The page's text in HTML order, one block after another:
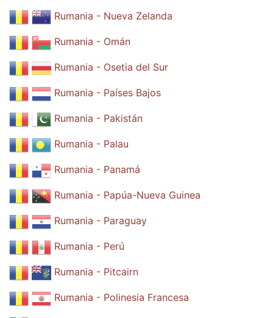
Rumania - Nueva Zelanda
Rumania - Omán
Rumania - Osetia del Sur
Rumania - Países Bajos
Rumania - Pakistán
Rumania - Palau
Rumania - Panamá
Rumania - Papúa-Nueva Guinea
Rumania - Paraguay
Rumania - Perú
Rumania - Pitcairn
Rumania - Polinesia Francesa